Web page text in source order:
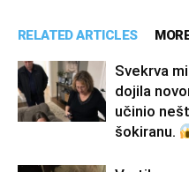
RELATED ARTICLES
Svekrva
dojila
učinio
šokiranu.